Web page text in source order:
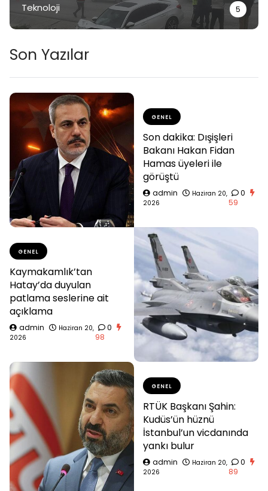
Teknoloji 5
Son Yazılar
GENEL
Son dakika: Dışişleri
Bakanı Hakan Fidan
Hamas üyeleri ile
görüştü
admin
Haziran 20,
2026
0
59
GENEL
Kaymakamlık’tan
Hatay’da duyulan
patlama seslerine ait
açıklama
admin
Haziran 20,
2026
0
98
GENEL
RTÜK Başkanı Şahin:
Kudüs’ün hüznü
İstanbul’un vicdanında
yankı bulur
admin
Haziran 20,
2026
0
89